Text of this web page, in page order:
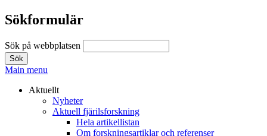
Sökformulär
Sök på webbplatsen
Main menu
Aktuellt
Nyheter
Aktuell fjärilsforskning
Hela artikellistan
Om forskningsartiklar och referenser